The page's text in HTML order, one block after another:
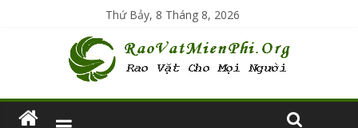
Thứ Bảy, 8 Tháng 8, 2026